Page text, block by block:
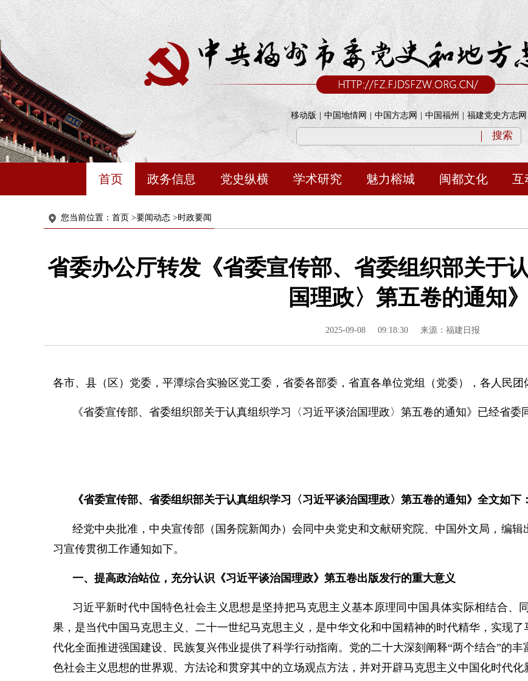
移动版 中国地情网 中国方志网 中国福州 福建党史方志网
搜索
首页 政务信息 党史纵横 学术研究 魅力榕城 闽都文化 互
您当前位置： 首页 >要闻动态 >时政要闻
省委办公厅转发《省委宣传部、省委组织部关于
国理政〉第五卷的通知》
2025-09-08 09:18:30 来源：福建日报
各市、县（区）党委，平潭综合实验区党工委，省委各部委，省直各单位党组（党委），各人民团
《省委宣传部、省委组织部关于认真组织学习〈习近平谈治国理政〉第五卷的通知》已经省委
《省委宣传部、省委组织部关于认真组织学习〈习近平谈治国理政〉第五卷的通知》全文如下：
经党中央批准，中央宣传部（国务院新闻办）会同中央党史和文献研究院、中国外文局，编
习宣传贯彻工作通知如下。
一、提高政治站位，充分认识《习近平谈治国理政》第五卷出版发行的重大意义
习近平新时代中国特色社会主义思想是坚持把马克思主义基本原理同中国具体实际相结合、
果，是当代中国马克思主义、二十一世纪马克思主义，是中华文化和中国精神的时代精华，实现
代化全面推进强国建设、民族复兴伟业提供了科学行动指南。党的二十大深刻阐释“两个结合”的
色社会主义思想的世界观、方法论和贯穿其中的立场观点方法，并对开辟马克思主义中国化时代